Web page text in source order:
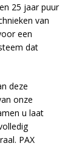
25 jaar puur
van
een
dat
deze
onze
u laat
PAX